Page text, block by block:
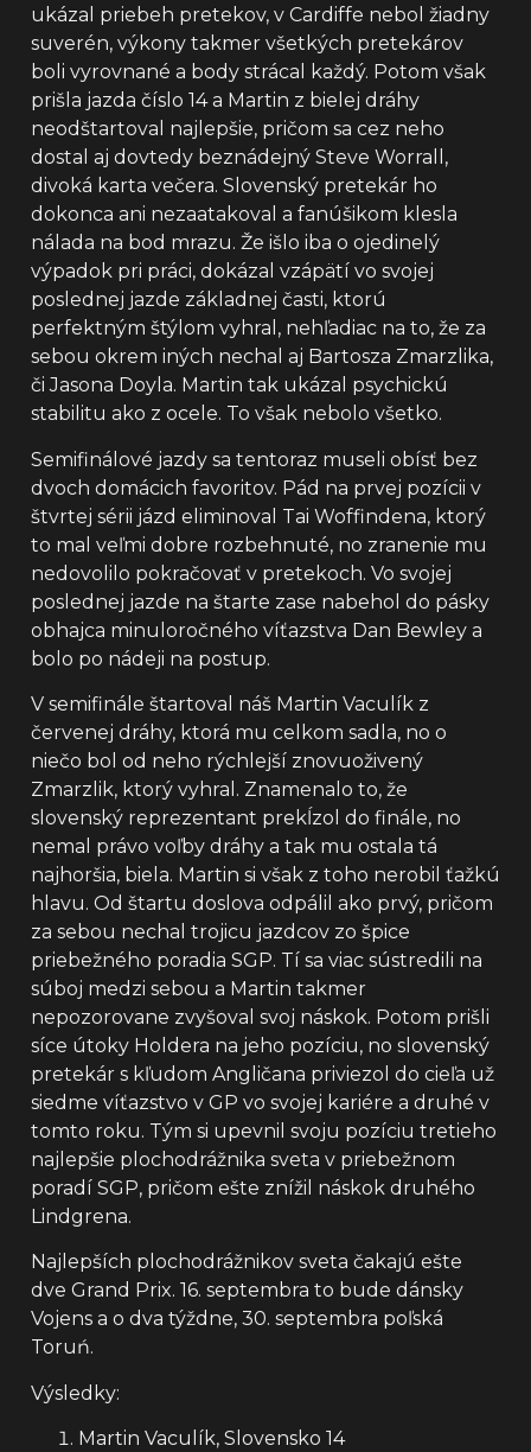
ukázal priebeh pretekov, v Cardiffe nebol žiadny
suverén, výkony takmer všetkých pretekárov
boli vyrovnané a body strácal každý. Potom však
prišla jazda číslo 14 a Martin z bielej dráhy
neodštartoval najlepšie, pričom sa cez neho
dostal aj dovtedy beznádejný Steve Worrall,
divoká karta večera. Slovenský pretekár ho
dokonca ani nezaatakoval a fanúšikom klesla
nálada na bod mrazu. Že išlo iba o ojedinelý
výpadok pri práci, dokázal vzápätí vo svojej
poslednej jazde základnej časti, ktorú
perfektným štýlom vyhral, nehľadiac na to, že za
sebou okrem iných nechal aj Bartosza Zmarzlika,
či Jasona Doyla. Martin tak ukázal psychickú
stabilitu ako z ocele. To však nebolo všetko.
Semifinálové jazdy sa tentoraz museli obísť bez
dvoch domácich favoritov. Pád na prvej pozícii v
štvrtej sérii jázd eliminoval Tai Woffindena, ktorý
to mal veľmi dobre rozbehnuté, no zranenie mu
nedovolilo pokračovať v pretekoch. Vo svojej
poslednej jazde na štarte zase nabehol do pásky
obhajca minuloročného víťazstva Dan Bewley a
bolo po nádeji na postup.
V semifinále štartoval náš Martin Vaculík z
červenej dráhy, ktorá mu celkom sadla, no o
niečo bol od neho rýchlejší znovuoživený
Zmarzlik, ktorý vyhral. Znamenalo to, že
slovenský reprezentant prekĺzol do finále, no
nemal právo voľby dráhy a tak mu ostala tá
najhoršia, biela. Martin si však z toho nerobil ťažkú
hlavu. Od štartu doslova odpálil ako prvý, pričom
za sebou nechal trojicu jazdcov zo špice
priebežného poradia SGP. Tí sa viac sústredili na
súboj medzi sebou a Martin takmer
nepozorovane zvyšoval svoj náskok. Potom prišli
síce útoky Holdera na jeho pozíciu, no slovenský
pretekár s kľudom Angličana priviezol do cieľa už
siedme víťazstvo v GP vo svojej kariére a druhé v
tomto roku. Tým si upevnil svoju pozíciu tretieho
najlepšie plochodrážnika sveta v priebežnom
poradí SGP, pričom ešte znížil náskok druhého
Lindgrena.
Najlepších plochodrážnikov sveta čakajú ešte
dve Grand Prix. 16. septembra to bude dánsky
Vojens a o dva týždne, 30. septembra poľská
Toruń.
Výsledky:
Martin Vaculík, Slovensko 14